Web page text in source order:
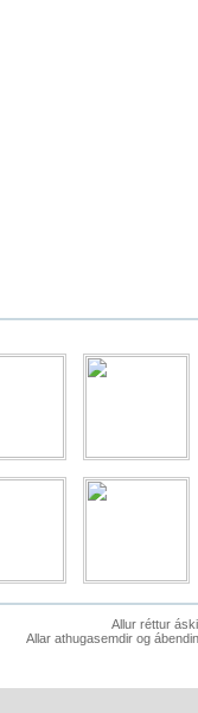
Allur réttur
Allar athugasemdir og